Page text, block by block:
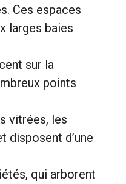
Ces espaces
larges baies
sur la
points
vitrées, les
disposent d’une
qui arborent